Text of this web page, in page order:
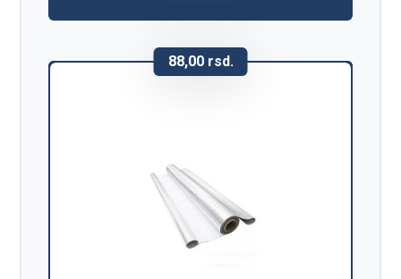
88,00 rsd.